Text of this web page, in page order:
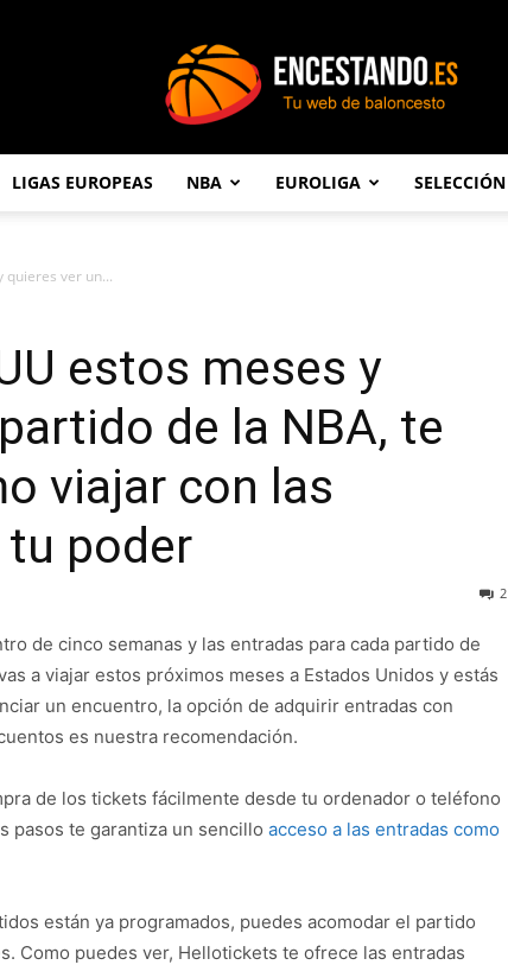
LIGAS EUROPEAS NBA EUROLIGA SELECCIÓN
quieres ver un...
estos meses y
de la NBA, te
viajar con las
tu poder
2
de cinco semanas y las entradas para cada partido de
a viajar estos próximos meses a Estados Unidos y estás
un encuentro, la opción de adquirir entradas con
es nuestra recomendación.
de los tickets fácilmente desde tu ordenador o teléfono
pasos te garantiza un sencillo acceso a las entradas como
están ya programados, puedes acomodar el partido
Como puedes ver, Hellotickets te ofrece las entradas